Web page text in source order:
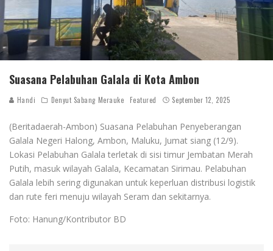
Suasana Pelabuhan Galala di Kota Ambon
Handi Denyut Sabang Merauke Featured September 12, 2025
(Beritadaerah-Ambon) Suasana Pelabuhan Penyeberangan
Galala Negeri Halong, Ambon, Maluku, Jumat siang (12/9).
Lokasi Pelabuhan Galala terletak di sisi timur Jembatan Merah
Putih, masuk wilayah Galala, Kecamatan Sirimau. Pelabuhan
Galala lebih sering digunakan untuk keperluan distribusi logistik
dan rute feri menuju wilayah Seram dan sekitarnya.
Foto: Hanung/Kontributor BD